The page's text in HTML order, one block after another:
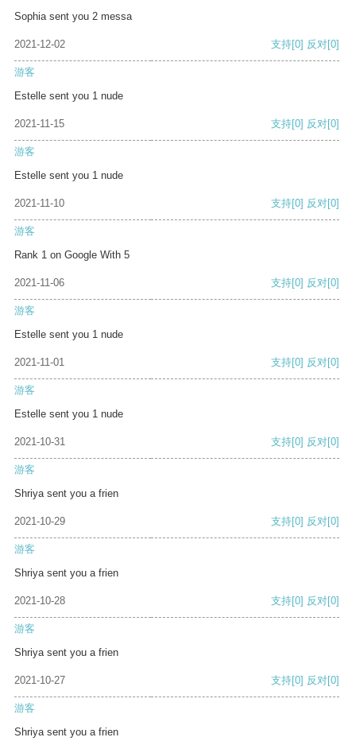
Sophia sent you 2 messa
2021-12-02 支持[0] 反对[0]
游客
Estelle sent you 1 nude
2021-11-15 支持[0] 反对[0]
游客
Estelle sent you 1 nude
2021-11-10 支持[0] 反对[0]
游客
Rank 1 on Google With 5
2021-11-06 支持[0] 反对[0]
游客
Estelle sent you 1 nude
2021-11-01 支持[0] 反对[0]
游客
Estelle sent you 1 nude
2021-10-31 支持[0] 反对[0]
游客
Shriya sent you a frien
2021-10-29 支持[0] 反对[0]
游客
Shriya sent you a frien
2021-10-28 支持[0] 反对[0]
游客
Shriya sent you a frien
2021-10-27 支持[0] 反对[0]
游客
Shriya sent you a frien